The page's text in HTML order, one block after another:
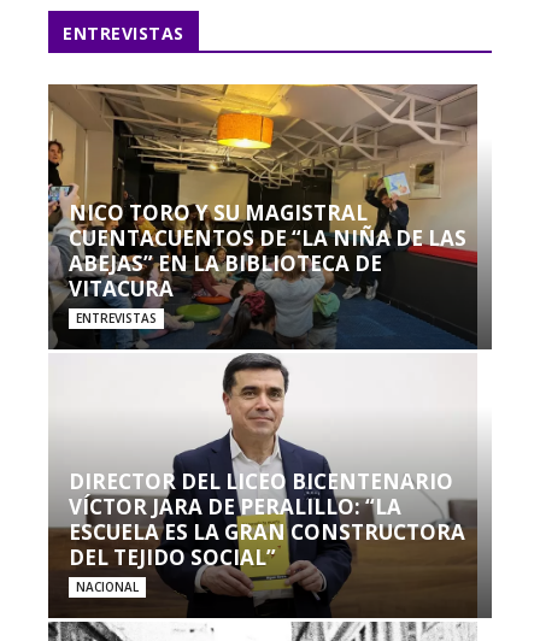
ENTREVISTAS
NICO TORO Y SU MAGISTRAL
CUENTACUENTOS DE “LA NIÑA DE LAS
ABEJAS” EN LA BIBLIOTECA DE
VITACURA
ENTREVISTAS
DIRECTOR DEL LICEO BICENTENARIO
VÍCTOR JARA DE PERALILLO: “LA
ESCUELA ES LA GRAN CONSTRUCTORA
DEL TEJIDO SOCIAL”
NACIONAL